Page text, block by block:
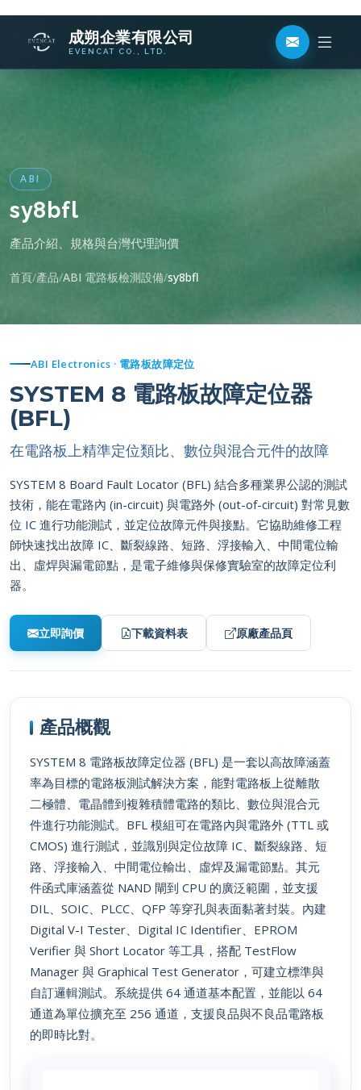
sy8bfl
產品介紹、規格與台灣代理詢價
SYSTEM 8 電路板故障定位器
(BFL)
在電路板上精準定位類比、數位與混合元件的故障
技術，能在電路內 (in-circuit) 與電路外 (out-of-circuit) 對常見數
位 IC 進行功能測試，並定位故障元件與接點。它協助維修工程
師快速找出故障 IC、斷裂線路、短路、浮接輸入、中間電位輸
出、虛焊與漏電節點，是電子維修與保修實驗室的故障定位利
器。
立即詢價 下載資料表 原廠產品頁
率為目標的電路板測試解決方案，能對電路板上從離散
二極體、電晶體到複雜積體電路的類比、數位與混合元
件進行功能測試。BFL 模組可在電路內與電路外 (TTL 或
CMOS) 進行測試，並識別與定位故障 IC、斷裂線路、短
路、浮接輸入、中間電位輸出、虛焊及漏電節點。其元
件函式庫涵蓋從 NAND 閘到 CPU 的廣泛範圍，並支援
DIL、SOIC、PLCC、QFP 等穿孔與表面黏著封裝。內建
Digital V-I Tester、Digital IC Identifier、EPROM
Verifier 與 Short Locator 等工具，搭配 TestFlow
Manager 與 Graphical Test Generator，可建立標準與
自訂邏輯測試。系統提供 64 通道基本配置，並能以 64
通道為單位擴充至 256 通道，支援良品與不良品電路板
的即時比對。